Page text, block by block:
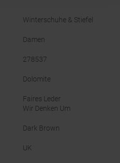
Winterschuhe & Stiefel
Damen
278537
Dolomite
Faires Leder
Wir Denken Um
Dark Brown
UK